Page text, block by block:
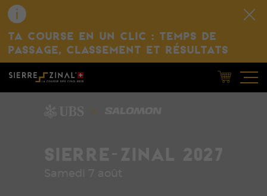
TA COURSE EN UN CLIC : TEMPS DE
PASSAGE, CLASSEMENT ET RÉSULTATS